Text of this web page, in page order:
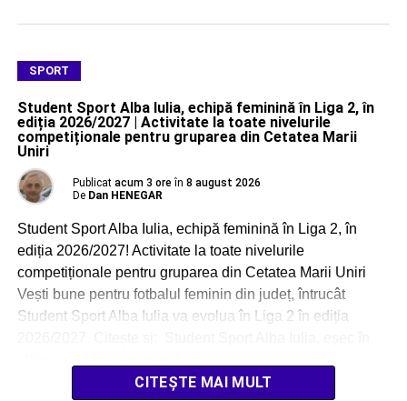
SPORT
Student Sport Alba Iulia, echipă feminină în Liga 2, în
ediția 2026/2027 | Activitate la toate nivelurile
competiționale pentru gruparea din Cetatea Marii
Uniri
Publicat acum 3 ore în 8 august 2026
De Dan HENEGAR
Student Sport Alba Iulia, echipă feminină în Liga 2, în
ediția 2026/2027! Activitate la toate nivelurile
competiționale pentru gruparea din Cetatea Marii Uniri
Vești bune pentru fotbalul feminin din județ, întrucât
Student Sport Alba Iulia va evolua în Liga 2 în ediția
CITEȘTE MAI MULT